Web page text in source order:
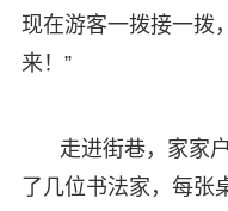
现在游客一拨接一拨
来！”
走进街巷，家家
了几位书法家，每张